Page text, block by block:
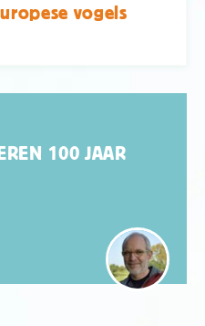
vogels
100 JAAR